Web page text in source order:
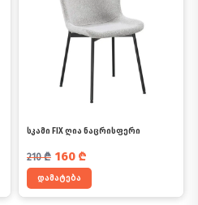
210₾
საწყისი ფასი იყო: 210 ₾.
160 ₾
მიმდინარე ფასია: 160 ₾.
სკამი FIX ღია ნაცრისფერი
დამატება